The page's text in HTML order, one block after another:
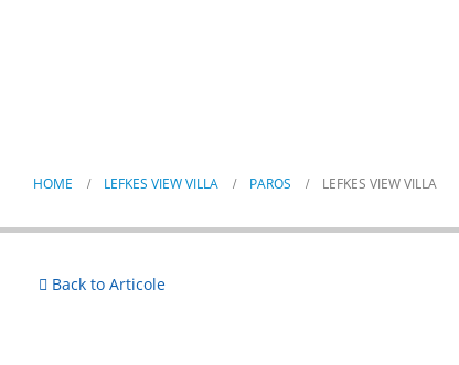
HOME LEFKES VIEW VILLA PAROS LEFKES VIEW VILLA
Back to Articole